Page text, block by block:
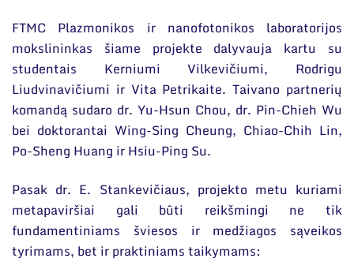
FTMC Plazmonikos ir nanofotonikos laboratorijos
mokslininkas šiame projekte dalyvauja kartu su
studentais Kerniumi Vilkevičiumi, Rodrigu
Liudvinavičiumi ir Vita Petrikaite. Taivano partnerių
komandą sudaro dr. Yu-Hsun Chou, dr. Pin-Chieh Wu
bei doktorantai Wing-Sing Cheung, Chiao-Chih Lin,
Po-Sheng Huang ir Hsiu-Ping Su.
Pasak dr. E. Stankevičiaus, projekto metu kuriami
metapaviršiai gali būti reikšmingi ne tik
fundamentiniams šviesos ir medžiagos sąveikos
tyrimams, bet ir praktiniams taikymams: